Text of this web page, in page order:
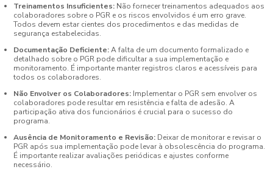
Treinamentos Insuficientes: Não fornecer treinamentos adequados aos
colaboradores sobre o PGR e os riscos envolvidos é um erro grave.
Todos devem estar cientes dos procedimentos e das medidas de
segurança estabelecidas.
Documentação Deficiente:A falta de um documento formalizado e
detalhado sobre o PGR pode dificultar a sua implementação e
monitoramento. É importante manter registros claros e acessíveis para
todos os colaboradores.
Não Envolver os Colaboradores: Implementar o PGR sem envolver os
colaboradores pode resultar em resistência e falta de adesão. A
participação ativa dos funcionários é crucial para o sucesso do
programa.
Ausência de Monitoramento e Revisão: Deixar de monitorar e revisar o
PGR após sua implementação pode levar à obsolescência do programa.
É importante realizar avaliações periódicas e ajustes conforme
necessário.